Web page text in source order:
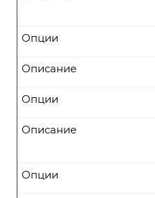
Опции
Описание
Опции
Описание
Опции